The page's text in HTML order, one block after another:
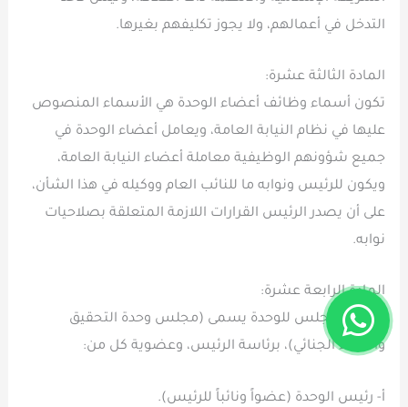
التدخل في أعمالهم، ولا يجوز تكليفهم بغيرها.
المادة الثالثة عشرة:
تكون أسماء وظائف أعضاء الوحدة هي الأسماء المنصوص
عليها في نظام النيابة العامة، ويعامل أعضاء الوحدة في
جميع شؤونهم الوظيفية معاملة أعضاء النيابة العامة،
ويكون للرئيس ونوابه ما للنائب العام ووكيله في هذا الشأن،
على أن يصدر الرئيس القرارات اللازمة المتعلقة بصلاحيات
نوابه.
المادة الرابعة عشرة:
1- ينشأ مجلس للوحدة يسمى (مجلس وحدة التحقيق
والادعاء الجنائي)، برئاسة الرئيس، وعضوية كل من:
أ- رئيس الوحدة (عضواً ونائباً للرئيس).